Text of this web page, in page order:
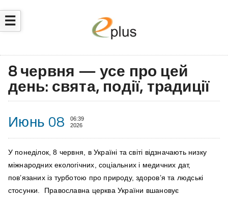
☰
8 червня — усе про цей
день: свята, події, традиції
Июнь 08
06:39
2026
У понеділок, 8 червня, в Україні та світі відзначають низку
міжнародних екологічних, соціальних і медичних дат,
пов’язаних із турботою про природу, здоров’я та людські
стосунки. Православна церква України вшановує